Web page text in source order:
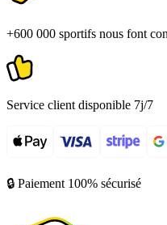
+600 000 sportifs nous font
Service client disponible 7j/7
🔒 Paiement 100% sécurisé